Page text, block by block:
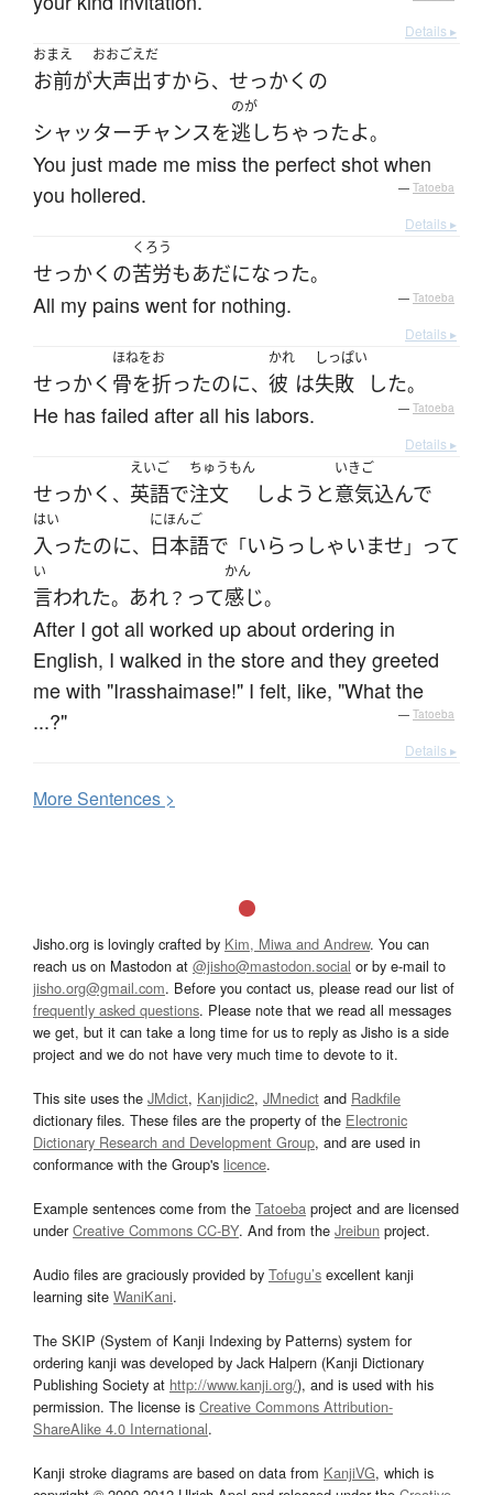
Details ▸
おまえ
お前が
おおごえだ
大声出すから、 せっかく の
シャッターチャンスを
のが
逃しちゃったよ。
You just made me miss the perfect shot when
you hollered.
— Tatoeba
Details ▸
せっかく の
くろう
苦労もあだになった。
All my pains went for nothing. — Tatoeba
Details ▸
せっかく
ほねをお
骨を折ったのに、
かれ
彼 は
しっぱい
失敗 した。
He has failed after all his labors. — Tatoeba
Details ▸
せっかく 、
えいご
英語で
ちゅうもん
注文 しよう と
いきご
意気込んで
はい
入ったのに、
にほんご
日本語で 「いらっしゃいませ 」 って
い
言われた。 あれ？ って
かん
感じ。
After I got all worked up about ordering in
English, I walked in the store and they greeted
me with "Irasshaimase!" I felt, like, "What the
...?"
— Tatoeba
Details ▸
MoreSentences >
Jisho.org is lovingly crafted by Kim, Miwa and Andrew. You can
reach us on Mastodon at @jisho@mastodon.social or by e-mail to
jisho.org@gmail.com. Before you contact us, please read our list of
frequently asked questions. Please note that we read all messages
we get, but it can take a long time for us to reply as Jisho is a side
project and we do not have very much time to devote to it.
This site uses the JMdict, Kanjidic2, JMnedict and Radkfile
dictionary files. These files are the property of the Electronic
Dictionary Research and Development Group, and are used in
conformance with the Group's licence.
Example sentences come from the Tatoeba project and are licensed
underCreative Commons CC-BY. And from the Jreibun project.
Audio files are graciously provided by Tofugu’s excellent kanji
learning site WaniKani.
The SKIP (System of Kanji Indexing by Patterns) system for
ordering kanji was developed by Jack Halpern (Kanji Dictionary
Publishing Society at http://www.kanji.org/), and is used with his
permission. The license is Creative Commons Attribution-
ShareAlike 4.0 International.
Kanji stroke diagrams are based on data from KanjiVG, which is